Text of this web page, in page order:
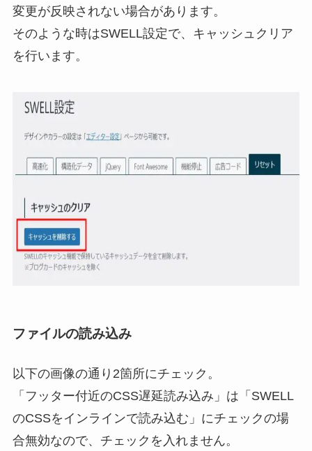
変更が反映されない場合があります。
そのような時はSWELL設定で、キャッシュクリア
を行います。
ファイルの読み込み
以下の画像の通り2箇所にチェック。
「フッター付近のCSS遅延読み込み」は「SWELL
のCSSをインラインで読み込む」にチェックの場
合無効なので、チェックを入れません。